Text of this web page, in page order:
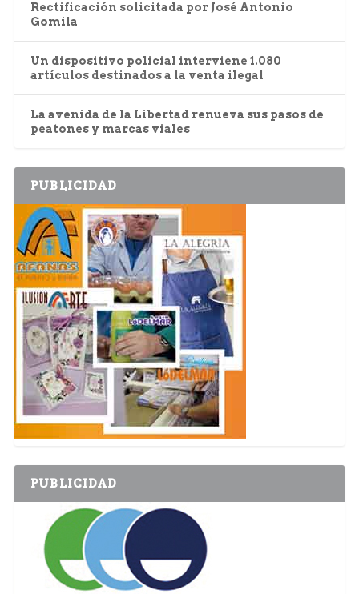
Rectificación solicitada por José Antonio
Gomila
Un dispositivo policial interviene 1.080
artículos destinados a la venta ilegal
La avenida de la Libertad renueva sus pasos de
peatones y marcas viales
PUBLICIDAD
PUBLICIDAD